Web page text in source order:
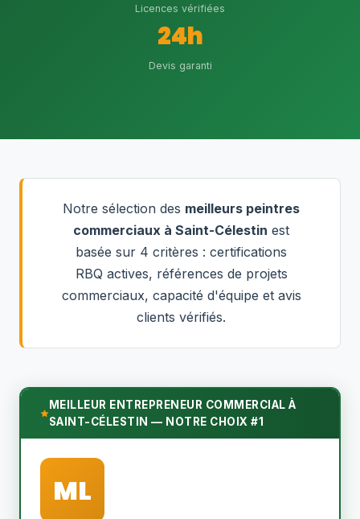
Licences vérifiées
24h
Devis garanti
Notre sélection des meilleurs peintres
commerciaux à Saint-Célestin est
basée sur 4 critères : certifications
RBQ actives, références de projets
commerciaux, capacité d'équipe et avis
clients vérifiés.
MEILLEUR ENTREPRENEUR COMMERCIAL À
SAINT-CÉLESTIN — NOTRE CHOIX #1
ML